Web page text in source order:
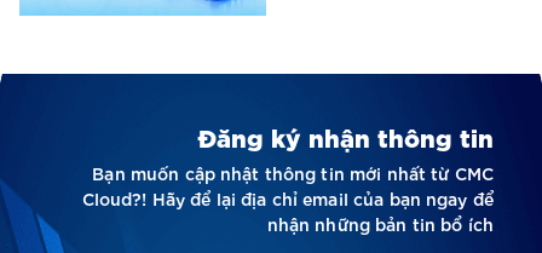
Đăng ký nhận thông tin
Bạn muốn cập nhật thông tin mới nhất từ CMC
Cloud?! Hãy để lại địa chỉ email của bạn ngay để
nhận những bản tin bổ ích